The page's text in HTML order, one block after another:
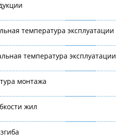
температура эксплуатации
температура эксплуатации
монтажа
жил